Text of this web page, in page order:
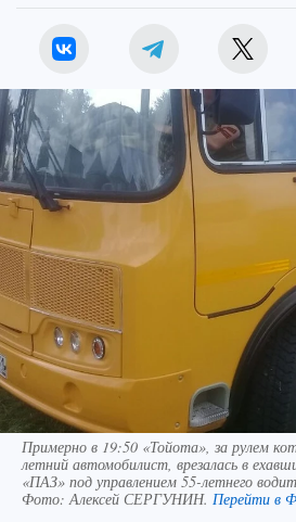
Примерно в 19:50 «Тойота», за рулем
летний автомобилист, врезалась в
«ПАЗ» под управлением 55-летнего
Фото:Алексей СЕРГУНИН. Перейти в